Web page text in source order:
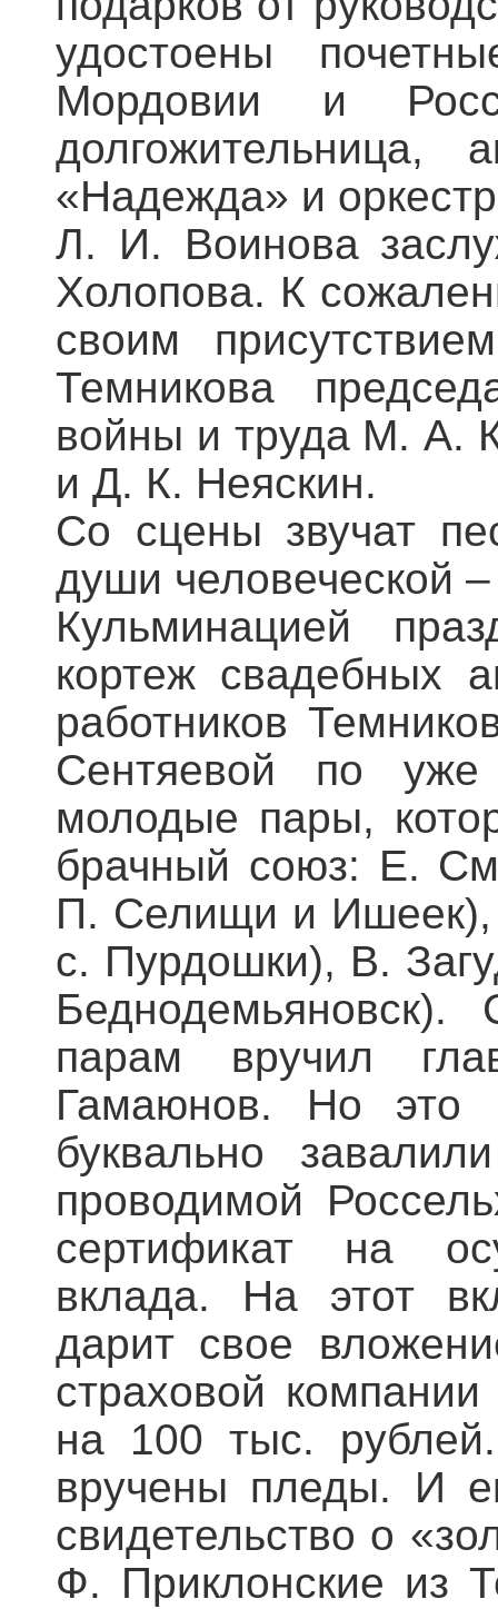
удостоены
Мордовии и
долгожительница,
«Надежда» и
Л. И. Воинова
Холопова. К
своим
Темникова
войны и труда М. А.
и Д. К. Неяскин.
Со сцены звучат
души человеческой
Кульминацией
кортеж свадебных
работников
Сентяевой по уже
молодые пары,
брачный союз: Е.
П. Селищи и Ишеек),
с. Пурдошки), В.
Беднодемьяновск).
парам вручил
Гамаюнов. Но это
буквально
проводимой
сертификат на
вклада. На этот
дарит свое
страховой
на 100 тыс.
вручены пледы. И
свидетельство о
Ф. Приклонские из